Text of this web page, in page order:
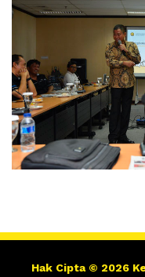
Hak Cipta © 2026